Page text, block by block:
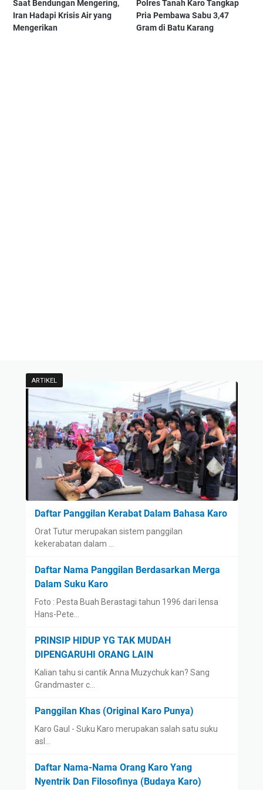
Saat Bendungan Mengering,
Iran Hadapi Krisis Air yang
Mengerikan
Polres Tanah Karo Tangkap
Pria Pembawa Sabu 3,47
Gram di Batu Karang
ARTIKEL
Daftar Panggilan Kerabat Dalam Bahasa Karo
Orat Tutur merupakan sistem panggilan
kekerabatan dalam …
Daftar Nama Panggilan Berdasarkan Merga
Dalam Suku Karo
Foto : Pesta Buah Berastagi tahun 1996 dari lensa
Hans-Pete…
PRINSIP HIDUP YG TAK MUDAH
DIPENGARUHI ORANG LAIN
Kalian tahu si cantik Anna Muzychuk kan? Sang
Grandmaster c…
Panggilan Khas (Original Karo Punya)
Karo Gaul - Suku Karo merupakan salah satu suku
asl…
Daftar Nama-Nama Orang Karo Yang
Nyentrik Dan Filosofinya (Budaya Karo)